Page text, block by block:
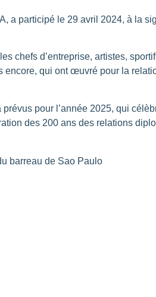
a participé le 29 avril 2024, à la
chefs d’entreprise, artistes,
encore, qui ont œuvré pour la
pour l’année 2025, qui
des 200 ans des relations